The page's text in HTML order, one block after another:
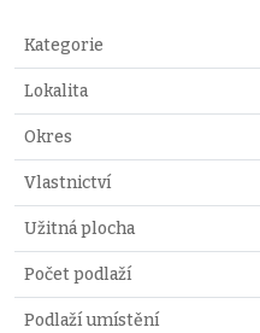
Kategorie
Lokalita
Okres
Vlastnictví
Užitná plocha
Počet podlaží
Podlaží umístění